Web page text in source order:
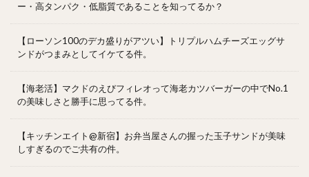
ー・高タンパク・低脂質であることを知ってるか？
【ローソン100のデカ盛りがアツい】トリプルハムチーズエッグサ
ンドがつまみとしてイケてる件。
【海老活】マクドのえびフィレオって海老カツバーガーの中でNo.1
の美味しさと勝手に思ってる件。
【キッチンエイト@新宿】お弁当屋さんの握った玉子サンドが美味
しすぎるのでご共有の件。